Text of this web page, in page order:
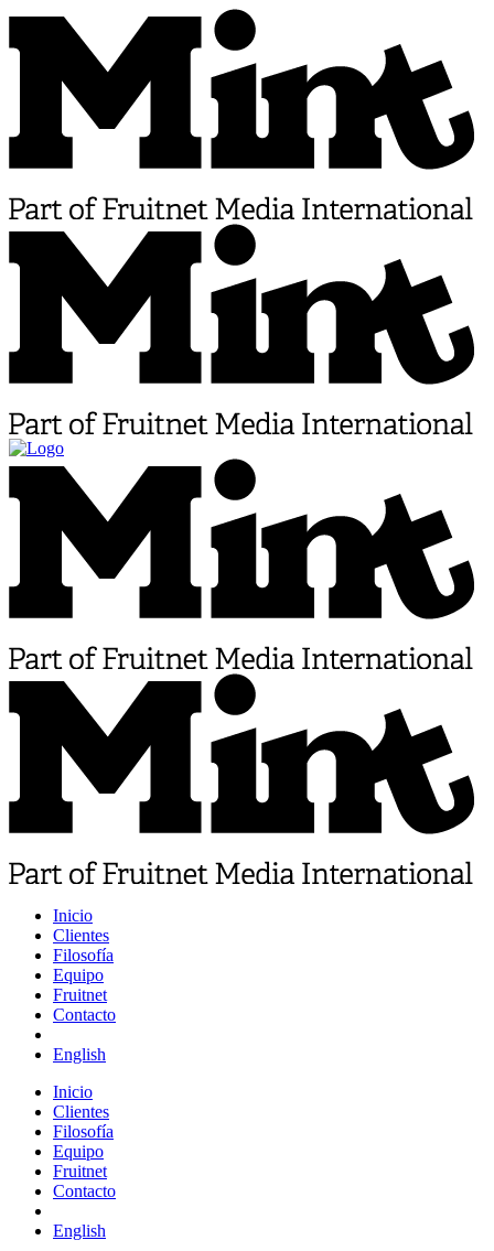
Inicio
Clientes
Filosofía
Equipo
Fruitnet
Contacto
English
Inicio
Clientes
Filosofía
Equipo
Fruitnet
Contacto
English